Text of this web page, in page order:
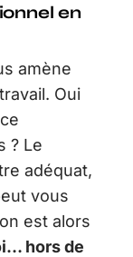
en
amène
Oui
? Le
adéquat,
vous
est alors
hors de